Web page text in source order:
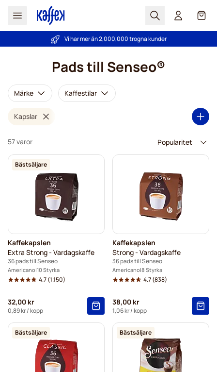
Sök Cart
PrisGaranti - alltid bra priser!
Vi har mer än 2,000,000 trogna kunder
Pads till Senseo®
Märke Kaffestilar
Kapslar
57 varor
Bästsäljare
Kaffekapslen
Extra Strong - Vardagskaffe
36 pads till Senseo
Americano 10 Styrka
4.7(1.150)
32,00 kr
0,89 kr/ kopp
Kaffekapslen
Strong - Vardagskaffe
36 pads till Senseo
Americano 8 Styrka
4.7(838)
38,00 kr
1,06 kr/ kopp
Bästsäljare Bästsäljare